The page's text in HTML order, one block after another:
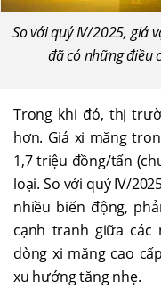
So với quý IV/2025, giá
đã có những điều
Trong khi đó, thị
hơn. Giá xi măng
1,7 triệu đồng/tấn
loại. So với quý IV/
nhiều biến động,
cạnh tranh giữa các
dòng xi măng cao
xu hướng tăng nhẹ.